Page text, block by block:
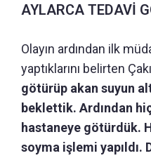
AYLARCA TEDAVİ
Olayın ardından ilk
yaptıklarını belirten
götürüp akan suyun
beklettik. Ardından
hastaneye götürdük.
soyma işlemi yapıldı.